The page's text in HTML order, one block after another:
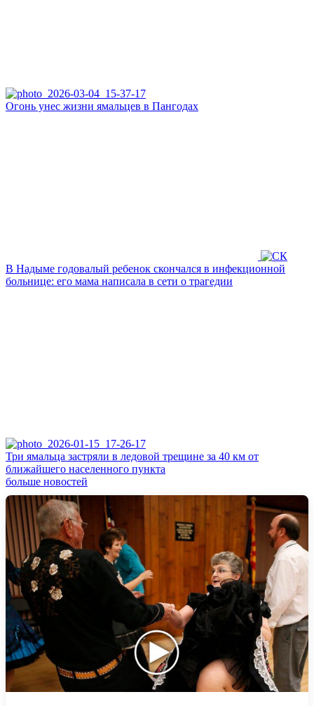
Огонь унес жизни ямальцев в Пангодах
В Надыме годовалый ребенок скончался в инфекционной
больнице: его мама написала в сети о трагедии
Три ямальца застряли в ледовой трещине за 40 км от
ближайшего населенного пункта
больше новостей